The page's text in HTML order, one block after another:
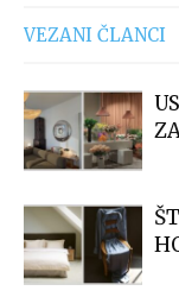
VEZANI ČLANCI